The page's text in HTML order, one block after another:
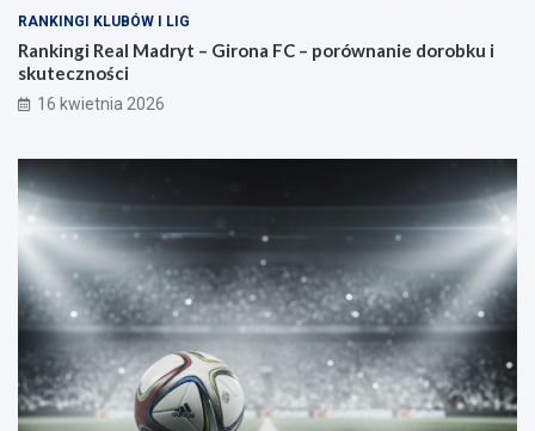
RANKINGI KLUBÓW I LIG
Rankingi Real Madryt – Girona FC – porównanie dorobku i
skuteczności
16 kwietnia 2026